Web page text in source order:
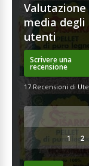
Valutazione
media degli
utenti
Scrivere una
recensione
17 Recensioni di